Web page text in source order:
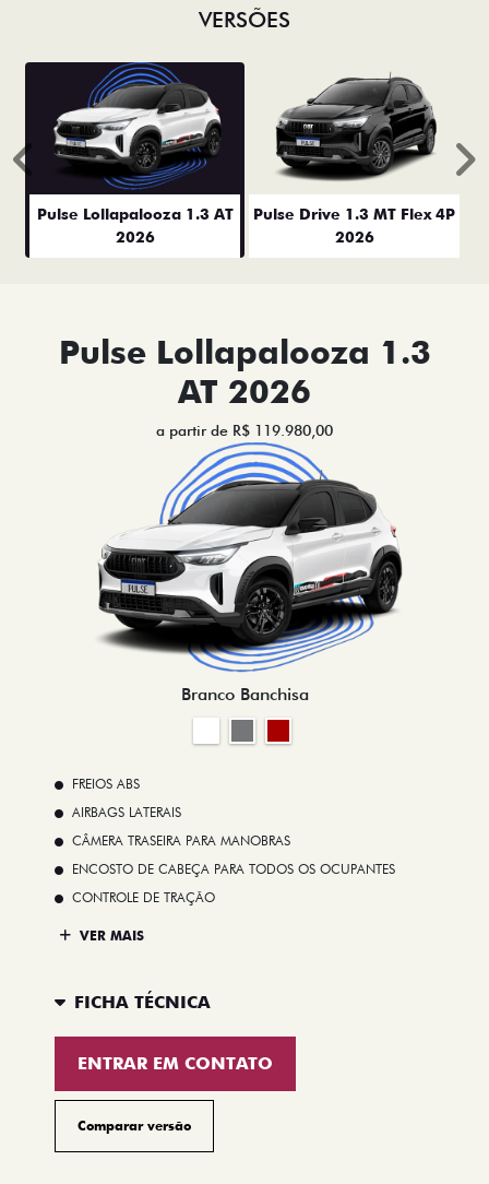
VERSÕES
Pulse Lollapalooza 1.3 AT
2026
Pulse Drive 1.3 MT Flex 4P
2026
Anterior
Pulse Lollapalooza 1.3
AT 2026
a partir de R$ 119.980,00
Branco Banchisa
FREIOS ABS
AIRBAGS LATERAIS
CÂMERA TRASEIRA PARA MANOBRAS
ENCOSTO DE CABEÇA PARA TODOS OS OCUPANTES
CONTROLE DE TRAÇÃO
VER MAIS
FICHA TÉCNICA
ENTRAR EM CONTATO
Comparar versão